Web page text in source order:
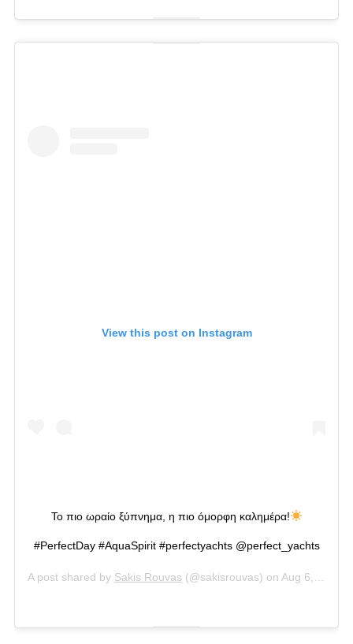
View this post on Instagram
Το πιο ωραίο ξύπνημα, η πιο όμορφη καλημέρα!
#PerfectDay #AquaSpirit #perfectyachts @perfect_yachts
A post shared by Sakis Rouvas (@sakisrouvas) on Aug 6, 2020 at 3:06am PDT